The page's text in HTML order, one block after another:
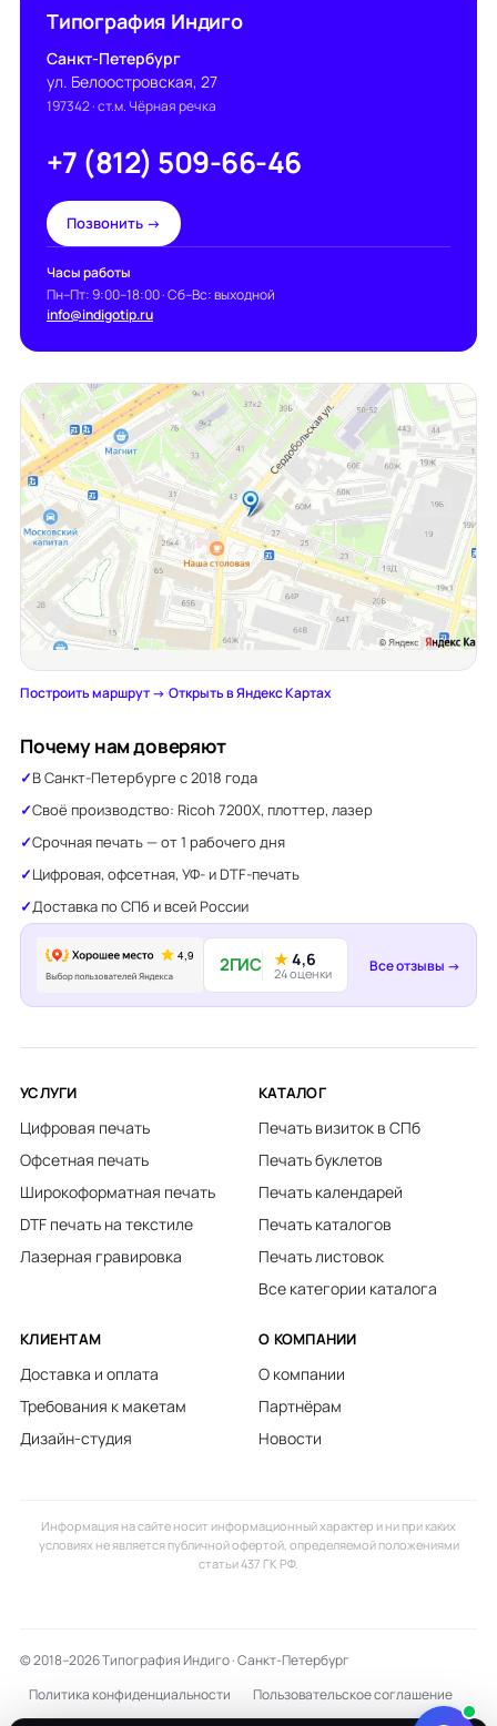
Типография Индиго
Санкт-Петербург
ул. Белоостровская, 27
197342· ст.м. Чёрная речка
+7 (812) 509-66-46
Позвонить →
Часы работы
Пн–Пт: 9:00–18:00 · Сб–Вс: выходной
info@indigotip.ru
Построить маршрут →·Открыть в Яндекс Картах
Почему нам доверяют
В Санкт-Петербурге с 2018 года
Своё производство: Ricoh 7200X, плоттер, лазер
Срочная печать — от 1 рабочего дня
Цифровая, офсетная, УФ- и DTF-печать
Доставка по СПб и всей России
2ГИС ★4,6
24 оценки Все отзывы →
УСЛУГИ
Цифровая печать
Офсетная печать
Широкоформатная печать
DTF печать на текстиле
Лазерная гравировка
КАТАЛОГ
Печать визиток в СПб
Печать буклетов
Печать календарей
Печать каталогов
Печать листовок
Все категории каталога
КЛИЕНТАМ
Доставка и оплата
Требования к макетам
Дизайн-студия
О КОМПАНИИ
О компании
Партнёрам
Новости
Информация на сайте носит информационный характер и ни при каких
условиях не является публичной офертой, определяемой положениями
статьи 437 ГК РФ.
© 2018–2026 Типография Индиго · Санкт-Петербург
Политика конфиденциальности
Пользовательское соглашение